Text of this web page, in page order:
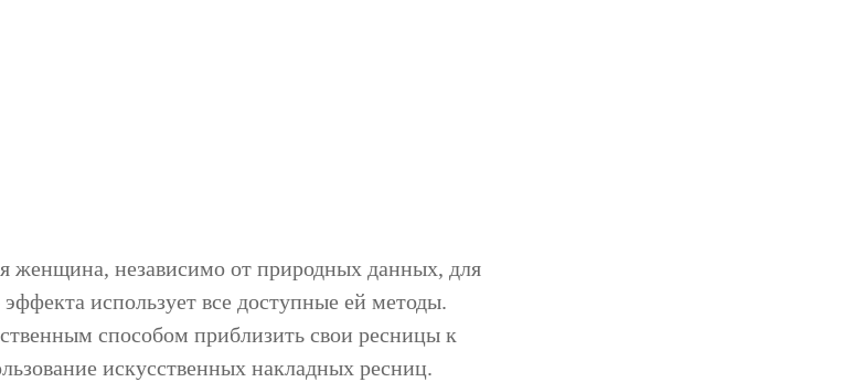
женщина, независимо от природных данных, для
использует все доступные ей методы.
способом приблизить свои ресницы к
искусственных накладных ресниц.